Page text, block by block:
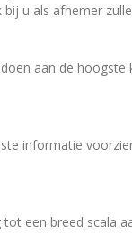
u als afnemer
aan de hoogste
informatie
een breed scala